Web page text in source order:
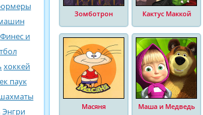
Финес и
хоккей
паук
Энгри
Зомботрон Кактус Маккой
Масяня Маша и Медведь